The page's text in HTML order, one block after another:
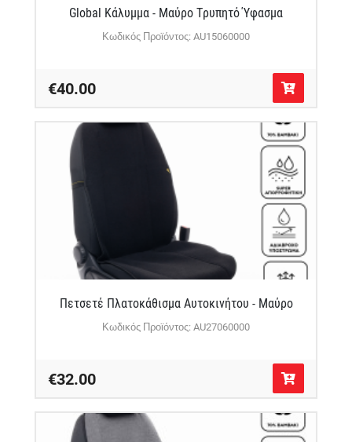
Global Κάλυμμα - Μαύρο Τρυπητό Ύφασμα
Κωδικός Προϊόντος: AU15060000
€40.00
Πετσετέ Πλατοκάθισμα Αυτοκινήτου - Μαύρο
Κωδικός Προϊόντος: AU27060000
€32.00